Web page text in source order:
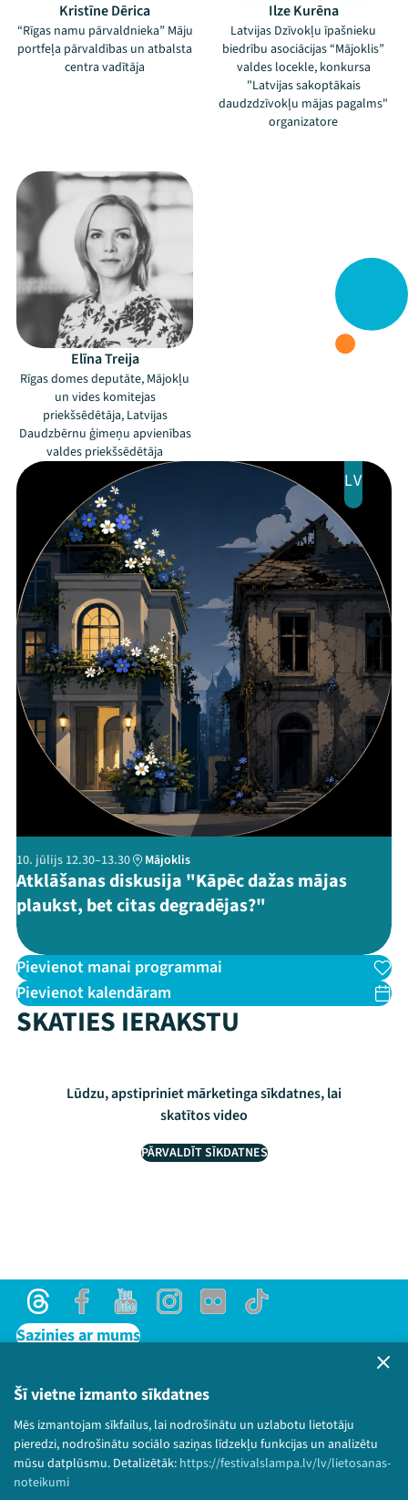
Šī vietne izmanto sīkdatnes
Mēs izmantojam sīkfailus, lai nodrošinātu un uzlabotu lietotāju
pieredzi, nodrošinātu sociālo saziņas līdzekļu funkcijas un analizētu
mūsu datplūsmu. Detalizētāk: https://festivalslampa.lv/lv/lietosanas-
noteikumi
Mana programma
Programma
Arhīvs
Viņi bija LAMPĀ 2026
Kontakti
ThreadsFacebookYoutube
X Instagram
Flick TikTok
Kristīne Dērica
“Rīgas namu pārvaldnieka” Māju
portfeļa pārvaldības un atbalsta
centra vadītāja
Ilze Kurēna
Latvijas Dzīvokļu īpašnieku
biedrību asociācijas “Mājoklis”
valdes locekle, konkursa
"Latvijas sakoptākais
daudzdzīvokļu mājas pagalms"
organizatore
Elīna Treija
Rīgas domes deputāte, Mājokļu
un vides komitejas
priekšsēdētāja, Latvijas
Daudzbērnu ģimeņu apvienības
valdes priekšsēdētāja
LV
10. jūlijs 12.30–13.30 Mājoklis
Atklāšanas diskusija "Kāpēc dažas mājas
plaukst, bet citas degradējas?"
Pievienot manai programmai
Pievienot kalendāram
SKATIES IERAKSTU
Lūdzu, apstipriniet mārketinga sīkdatnes, lai
skatītos video
PĀRVALDĪT SĪKDATNES
ThreadsFacebookYoutubeInstagram
Flick TikTok
Sazinies ar mums
Lietošanas noteikumi un sīkdatņu politika
Bērnu aizsardzības politika
© 2026 Sarunu festivāls LAMPA Visas tiesības
paturētas.